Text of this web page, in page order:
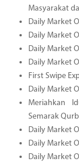
Masyarakat
Daily Market
Daily Market
Daily Market
Daily Market
First Swipe
Daily Market
Meriahkan
Semarak
Daily Market
Daily Market
Daily Market